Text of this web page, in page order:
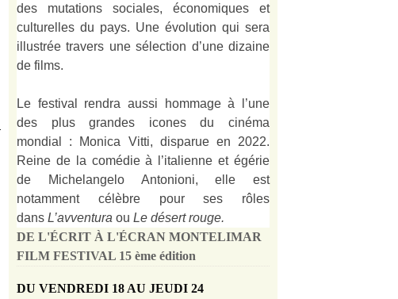
des mutations sociales, économiques et
culturelles du pays. Une évolution qui sera
illustrée travers une sélection d’une dizaine
de films.
Le festival rendra aussi hommage à l’une
des plus grandes icones du cinéma
mondial : Monica Vitti, disparue en 2022.
Reine de la comédie à l’italienne et égérie
de Michelangelo Antonioni, elle est
notamment célèbre pour ses rôles
dans L’avventura ou Le désert rouge.
DE L'ÉCRIT À L'ÉCRAN MONTELIMAR
FILM FESTIVAL 15 ème édition
DU VENDREDI 18 AU JEUDI 24